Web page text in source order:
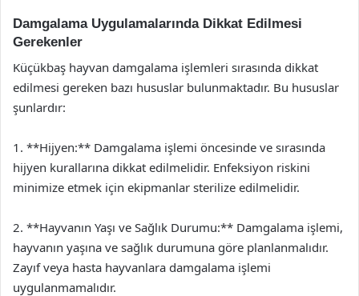
Damgalama Uygulamalarında Dikkat Edilmesi
Gerekenler
Küçükbaş hayvan damgalama işlemleri sırasında dikkat
edilmesi gereken bazı hususlar bulunmaktadır. Bu hususlar
şunlardır:
1. **Hijyen:** Damgalama işlemi öncesinde ve sırasında
hijyen kurallarına dikkat edilmelidir. Enfeksiyon riskini
minimize etmek için ekipmanlar sterilize edilmelidir.
2. **Hayvanın Yaşı ve Sağlık Durumu:** Damgalama işlemi,
hayvanın yaşına ve sağlık durumuna göre planlanmalıdır.
Zayıf veya hasta hayvanlara damgalama işlemi
uygulanmamalıdır.